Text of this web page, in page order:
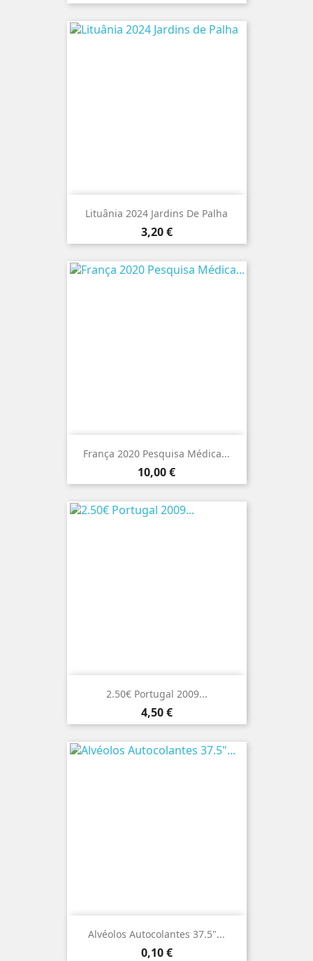
Lituânia 2024 Jardins De Palha
Preço
3,20 €
França 2020 Pesquisa Médica...
Preço
10,00 €
2.50€ Portugal 2009...
Preço
4,50 €
Alvéolos Autocolantes 37.5"...
Preço
0,10 €